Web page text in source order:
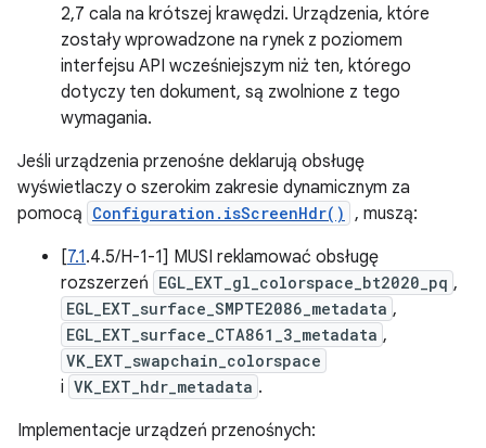
2,7 cala na krótszej krawędzi. Urządzenia, które
zostały wprowadzone na rynek z poziomem
interfejsu API wcześniejszym niż ten, którego
dotyczy ten dokument, są zwolnione z tego
wymagania.
Jeśli urządzenia przenośne deklarują obsługę
wyświetlaczy o szerokim zakresie dynamicznym za
pomocą Configuration.isScreenHdr() , muszą:
[7.1.4.5/H-1-1] MUSI reklamować obsługę
rozszerzeń EGL_EXT_gl_colorspace_bt2020_pq ,
EGL_EXT_surface_SMPTE2086_metadata ,
EGL_EXT_surface_CTA861_3_metadata ,
VK_EXT_swapchain_colorspace
i VK_EXT_hdr_metadata .
Implementacje urządzeń przenośnych: